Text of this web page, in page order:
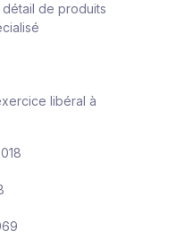
de produits
libéral à